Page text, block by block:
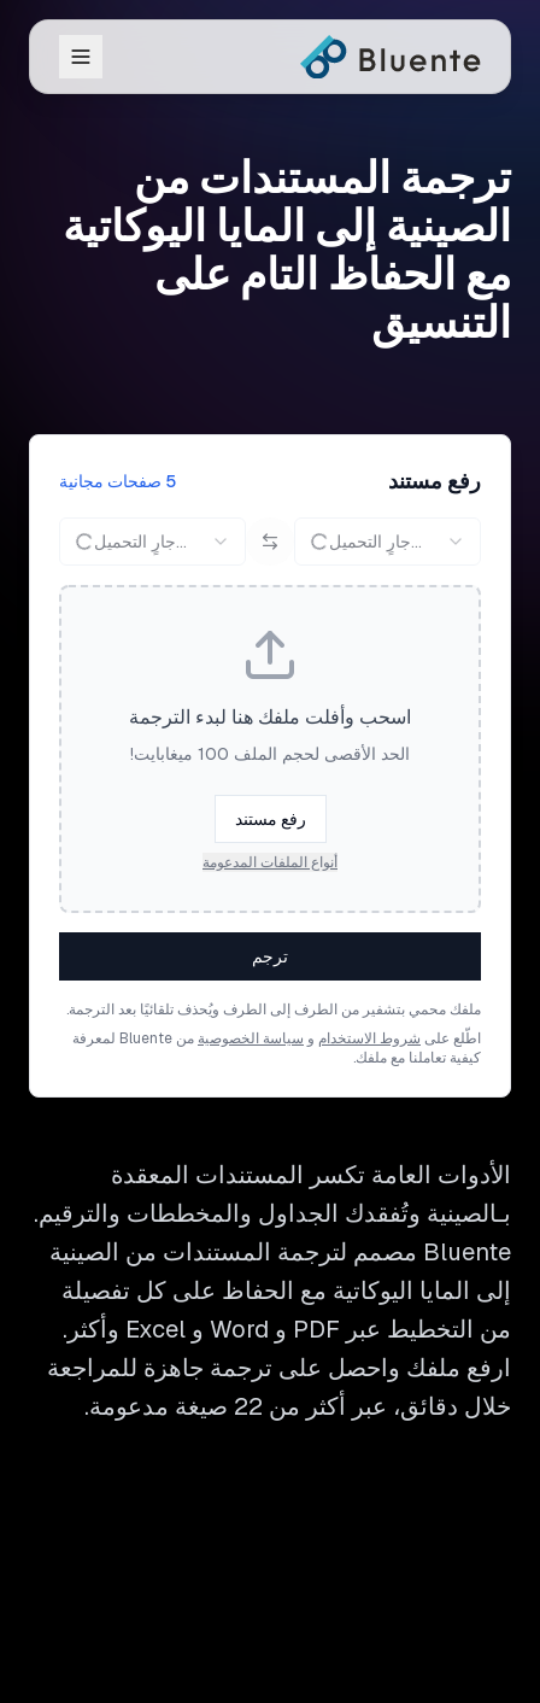
ترجمة المستندات من
الصينية إلى المايا اليوكاتية
مع الحفاظ التام على
التنسيق
رفع مستند 5 صفحات مجانية
جارٍ التحميل... جارٍ التحميل...
اسحب وأفلت ملفك هنا لبدء الترجمة
الحد الأقصى لحجم الملف 100 ميغابايت!
رفع مستند
أنواع الملفات المدعومة
ترجم
ملفك محمي بتشفير من الطرف إلى الطرف ويُحذف تلقائيًا بعد الترجمة.
اطّلع على شروط الاستخدام و سياسة الخصوصية
من Bluente لمعرفة
كيفية تعاملنا مع ملفك.
الأدوات العامة تكسر المستندات المعقدة
بـالصينية وتُفقدك الجداول والمخططات والترقيم.
Bluente مصمم لترجمة المستندات من الصينية
إلى المايا اليوكاتية مع الحفاظ على كل تفصيلة
من التخطيط عبر PDF و Word و Excel وأكثر.
ارفع ملفك واحصل على ترجمة جاهزة للمراجعة
خلال دقائق، عبر أكثر من 22 صيغة مدعومة.